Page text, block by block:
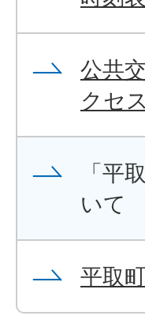
公共
クセス
「平
いて
平取